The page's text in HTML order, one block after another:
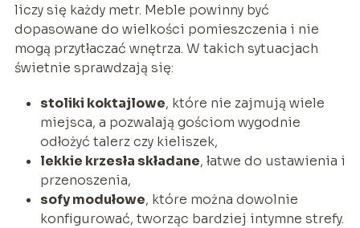
liczy się każdy metr. Meble powinny być
dopasowane do wielkości pomieszczenia i nie
mogą przytłaczać wnętrza. W takich sytuacjach
świetnie sprawdzają się:
stoliki koktajlowe, które nie zajmują wiele
miejsca, a pozwalają gościom wygodnie
odłożyć talerz czy kieliszek,
lekkie krzesła składane, łatwe do ustawienia i
przenoszenia,
sofy modułowe, które można dowolnie
konfigurować, tworząc bardziej intymne strefy.